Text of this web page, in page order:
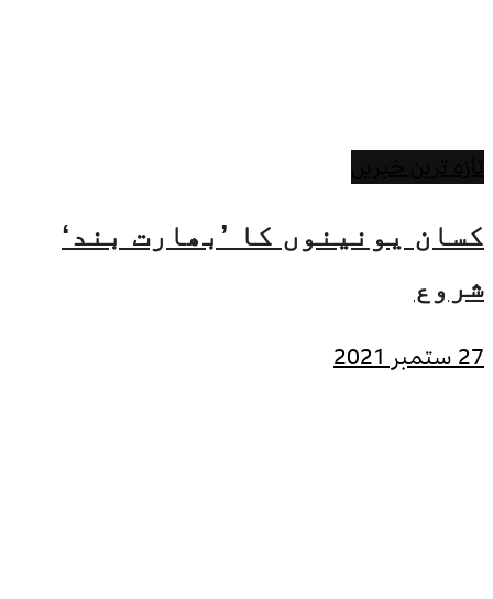
کسان یونینوں کا ’بھارت بند‘
شروع
27 ستمبر 2021